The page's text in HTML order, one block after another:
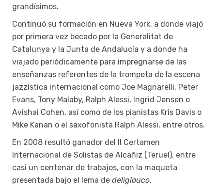
grandísimos.
Continuó su formación en Nueva York, a donde viajó
por primera vez becado por la Generalitat de
Catalunya y la Junta de Andalucía y a donde ha
viajado periódicamente para impregnarse de las
enseñanzas referentes de la trompeta de la escena
jazzística internacional como Joe Magnarelli, Peter
Evans, Tony Malaby, Ralph Alessi, Ingrid Jensen o
Avishai Cohen, así como de los pianistas Kris Davis o
Mike Kanan o el saxofonista Ralph Alessi, entre otros.
En 2008 resultó ganador del II Certamen
Internacional de Solistas de Alcañiz (Teruel), entre
casi un centenar de trabajos, con la maqueta
presentada bajo el lema de deliglauco.